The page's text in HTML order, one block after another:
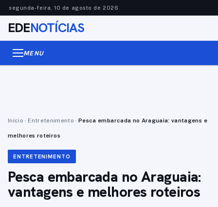
segunda-feira, 10 de agosto de 2026
EDENOTÍCIAS
MENU
Início › Entretenimento › Pesca embarcada no Araguaia: vantagens e
melhores roteiros
ENTRETENIMENTO
Pesca embarcada no Araguaia:
vantagens e melhores roteiros